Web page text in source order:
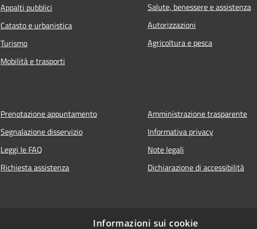
Appalti pubblici
Catasto e urbanistica
Turismo
Mobilità e trasporti
Salute, benessere e assistenza
Autorizzazioni
Agricoltura e pesca
Prenotazione appuntamento
Segnalazione disservizio
Leggi le FAQ
Richiesta assistenza
Amministrazione trasparente
Informativa privacy
Note legali
Dichiarazione di accessibilità
Informazioni sui cookie